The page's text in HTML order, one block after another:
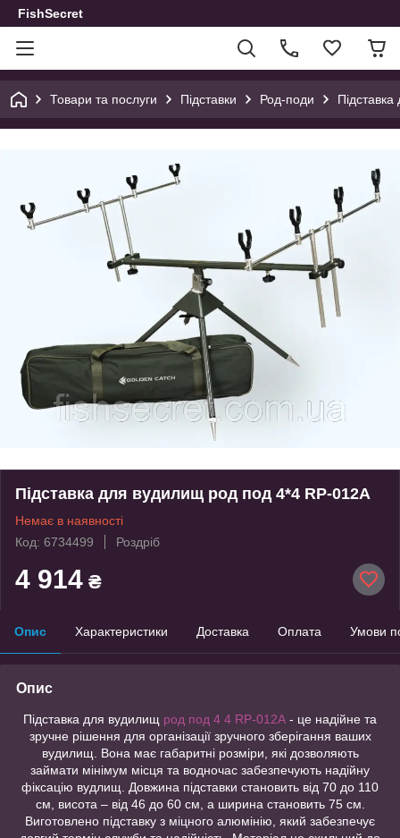
FishSecret
Товари та послуги Підставки Род-поди
Підставка для вудилищ род под 4*4 RP-012А
Немає в наявності
Код: 6734499
Роздріб
4 914 ₴
Опис Характеристики Доставка Оплата Умови
Опис
Підставка для вудилищ род под 4 4 RP-012А - це надійне та
зручне рішення для організації зручного зберігання ваших
вудилищ. Вона має габаритні розміри, які дозволяють
займати мінімум місця та водночас забезпечують надійну
фіксацію вудлищ. Довжина підставки становить від 70 до 110
см, висота – від 46 до 60 см, а ширина становить 75 см.
Виготовлено підставку з міцного алюмінію, який забезпечує